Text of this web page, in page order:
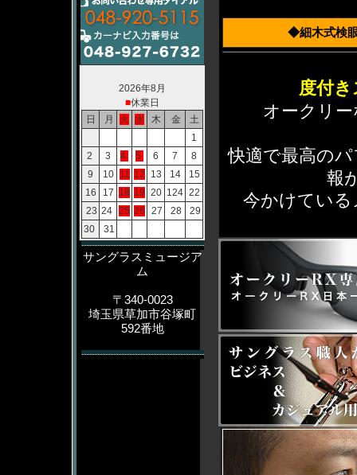
2026年8月
■休業日
日
月 火 水 木 金
土
1
2
3 4 5 6 7
8
9
10 11 12 13 14
15
16
17 18 19 20 124 22
23 24 25 26 27 28
29
30
31
サングラスミュージア
ム
〒340-0023
埼玉県草加市谷塚町
592番地
◆細木式検
度付
オークリー
快適で最高の
報
今かけてい